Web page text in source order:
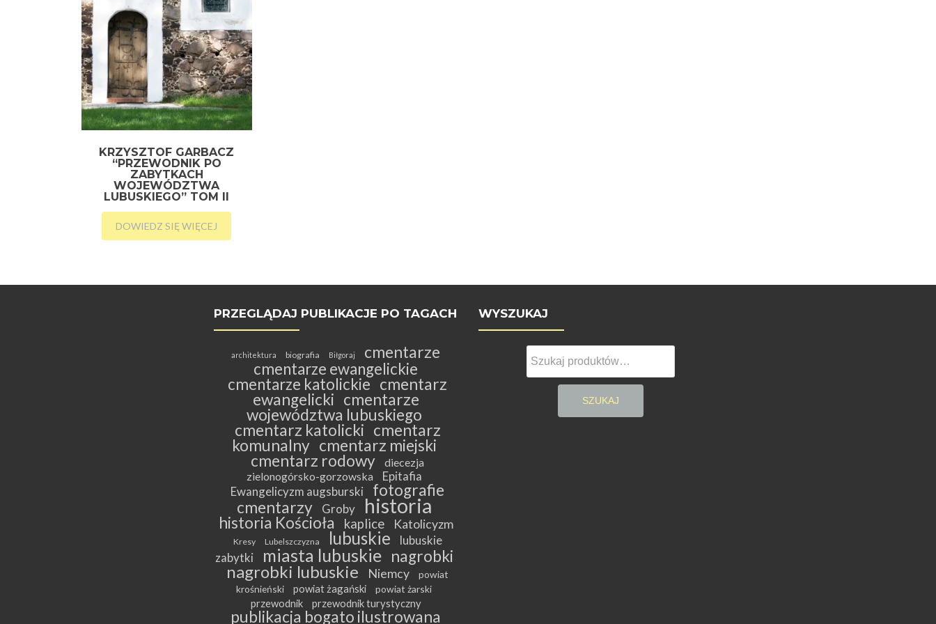
KRZYSZTOF GARBACZ
“PRZEWODNIK PO
ZABYTKACH
WOJEWÓDZTWA
LUBUSKIEGO” TOM II
DOWIEDZ SIĘ WIĘCEJ
PRZEGLĄDAJ PUBLIKACJE PO TAGACH
architektura biografia Biłgoraj
cmentarze
cmentarze ewangelickie
cmentarze katolickie cmentarz
ewangelicki cmentarze
województwa lubuskiego
cmentarz katolicki cmentarz
komunalny cmentarz miejski
cmentarz rodowy
diecezja
zielonogórsko-gorzowska
Epitafia
Ewangelicyzm augsburski
fotografie
cmentarzy
Groby historia
historia Kościoła kaplice Katolicyzm
Kresy Lubelszczyzna lubuskie
lubuskie
zabytki
miasta lubuskie nagrobki
nagrobki lubuskie Niemcy
powiat
krośnieński
powiat żagański powiat żarski
przewodnik przewodnik turystyczny
publikacja bogato ilustrowana
WYSZUKAJ
Szukaj:
SZUKAJ